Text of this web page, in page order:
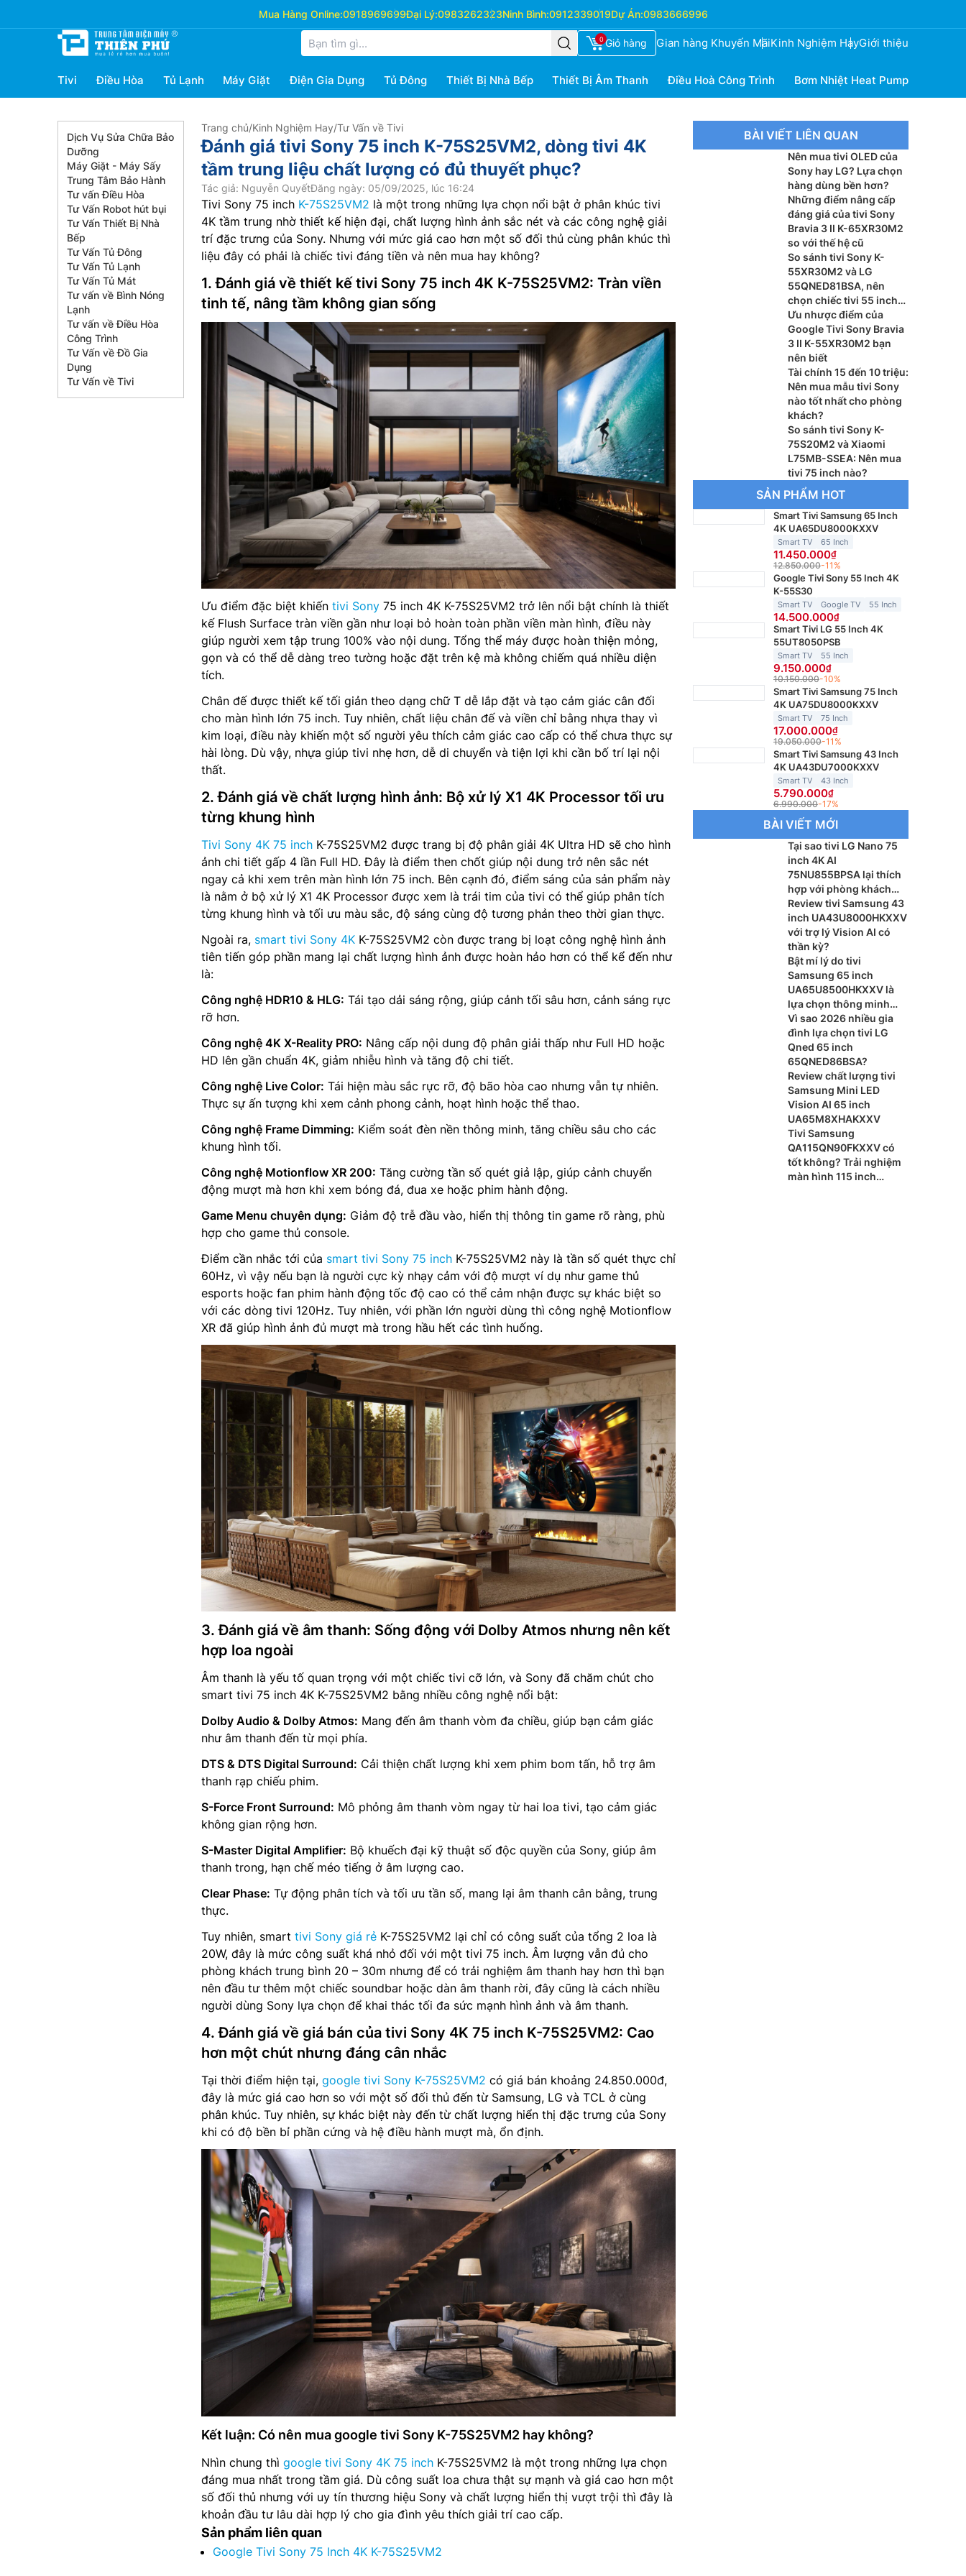
Mua Hàng Online:0918969699Đại Lý:0983262323Ninh Bình:0912339019Dự Án:0983666996
0 Giỏ hàng Gian hàng Khuyến MãiKinh Nghiệm HayGiới thiệu
Tivi Điều Hòa Tủ Lạnh Máy Giặt Điện Gia Dụng Tủ Đông Thiết Bị Nhà Bếp Thiết Bị Âm Thanh Điều Hoà Công Trình Bơm Nhiệt Heat Pump
Dịch Vụ Sửa Chữa Bảo
Dưỡng
Máy Giặt - Máy Sấy
Trung Tâm Bảo Hành
Tư vấn Điều Hòa
Tư Vấn Robot hút bụi
Tư Vấn Thiết Bị Nhà
Bếp
Tư Vấn Tủ Đông
Tư Vấn Tủ Lạnh
Tư Vấn Tủ Mát
Tư vấn về Bình Nóng
Lạnh
Tư vấn về Điều Hòa
Công Trình
Tư Vấn về Đồ Gia
Dụng
Tư Vấn về Tivi
Trang chủ/Kinh Nghiệm Hay/Tư Vấn về Tivi
Đánh giá tivi Sony 75 inch K-75S25VM2, dòng tivi 4K
tầm trung liệu chất lượng có đủ thuyết phục?
Tác giả: Nguyễn QuyếtĐăng ngày: 05/09/2025, lúc 16:24
Tivi Sony 75 inch K-75S25VM2 là một trong những lựa chọn nổi bật ở phân khúc tivi
4K tầm trung nhờ thiết kế hiện đại, chất lượng hình ảnh sắc nét và các công nghệ giải
trí đặc trưng của Sony. Nhưng với mức giá cao hơn một số đối thủ cùng phân khúc thì
liệu đây có phải là chiếc tivi đáng tiền và nên mua hay không?
1. Đánh giá về thiết kế tivi Sony 75 inch 4K K-75S25VM2: Tràn viền
tinh tế, nâng tầm không gian sống
Ưu điểm đặc biệt khiến tivi Sony 75 inch 4K K-75S25VM2 trở lên nổi bật chính là thiết
kế Flush Surface tràn viền gần như loại bỏ hoàn toàn phần viền màn hình, điều này
giúp người xem tập trung 100% vào nội dung. Tổng thể máy được hoàn thiện mỏng,
gọn và có thể dễ dàng treo tường hoặc đặt trên kệ mà không chiếm quá nhiều diện
tích.
Chân đế được thiết kế tối giản theo dạng chữ T dễ lắp đặt và tạo cảm giác cân đối
cho màn hình lớn 75 inch. Tuy nhiên, chất liệu chân đế và viền chỉ bằng nhựa thay vì
kim loại, điều này khiến một số người yêu thích cảm giác cao cấp có thể chưa thực sự
hài lòng. Dù vậy, nhựa giúp tivi nhẹ hơn, dễ di chuyển và tiện lợi khi cần bố trí lại nội
thất.
2. Đánh giá về chất lượng hình ảnh: Bộ xử lý X1 4K Processor tối ưu
từng khung hình
Tivi Sony 4K 75 inch K-75S25VM2 được trang bị độ phân giải 4K Ultra HD sẽ cho hình
ảnh chi tiết gấp 4 lần Full HD. Đây là điểm then chốt giúp nội dung trở nên sắc nét
ngay cả khi xem trên màn hình lớn 75 inch. Bên cạnh đó, điểm sáng của sản phẩm này
là nằm ở bộ xử lý X1 4K Processor được xem là trái tim của tivi có thể giúp phân tích
từng khung hình và tối ưu màu sắc, độ sáng cùng độ tương phản theo thời gian thực.
Ngoài ra, smart tivi Sony 4K K-75S25VM2 còn được trang bị loạt công nghệ hình ảnh
tiên tiến góp phần mang lại chất lượng hình ảnh được hoàn hảo hơn có thể kể đến như
là:
Công nghệ HDR10 & HLG: Tái tạo dải sáng rộng, giúp cảnh tối sâu hơn, cảnh sáng rực
rỡ hơn.
Công nghệ 4K X-Reality PRO: Nâng cấp nội dung độ phân giải thấp như Full HD hoặc
HD lên gần chuẩn 4K, giảm nhiễu hình và tăng độ chi tiết.
Công nghệ Live Color: Tái hiện màu sắc rực rỡ, độ bão hòa cao nhưng vẫn tự nhiên.
Thực sự ấn tượng khi xem cảnh phong cảnh, hoạt hình hoặc thể thao.
Công nghệ Frame Dimming: Kiểm soát đèn nền thông minh, tăng chiều sâu cho các
khung hình tối.
Công nghệ Motionflow XR 200: Tăng cường tần số quét giả lập, giúp cảnh chuyển
động mượt mà hơn khi xem bóng đá, đua xe hoặc phim hành động.
Game Menu chuyên dụng: Giảm độ trễ đầu vào, hiển thị thông tin game rõ ràng, phù
hợp cho game thủ console.
Điểm cần nhắc tới của smart tivi Sony 75 inch K-75S25VM2 này là tần số quét thực chỉ
60Hz, vì vậy nếu bạn là người cực kỳ nhạy cảm với độ mượt ví dụ như game thủ
esports hoặc fan phim hành động tốc độ cao có thể cảm nhận được sự khác biệt so
với các dòng tivi 120Hz. Tuy nhiên, với phần lớn người dùng thì công nghệ Motionflow
XR đã giúp hình ảnh đủ mượt mà trong hầu hết các tình huống.
3. Đánh giá về âm thanh: Sống động với Dolby Atmos nhưng nên kết
hợp loa ngoài
Âm thanh là yếu tố quan trọng với một chiếc tivi cỡ lớn, và Sony đã chăm chút cho
smart tivi 75 inch 4K K-75S25VM2 bằng nhiều công nghệ nổi bật:
Dolby Audio & Dolby Atmos: Mang đến âm thanh vòm đa chiều, giúp bạn cảm giác
như âm thanh đến từ mọi phía.
DTS & DTS Digital Surround: Cải thiện chất lượng khi xem phim bom tấn, hỗ trợ âm
thanh rạp chiếu phim.
S-Force Front Surround: Mô phỏng âm thanh vòm ngay từ hai loa tivi, tạo cảm giác
không gian rộng hơn.
S-Master Digital Amplifier: Bộ khuếch đại kỹ thuật số độc quyền của Sony, giúp âm
thanh trong, hạn chế méo tiếng ở âm lượng cao.
Clear Phase: Tự động phân tích và tối ưu tần số, mang lại âm thanh cân bằng, trung
thực.
Tuy nhiên, smart tivi Sony giá rẻ K-75S25VM2 lại chỉ có công suất của tổng 2 loa là
20W, đây là mức công suất khá nhỏ đối với một tivi 75 inch. Âm lượng vẫn đủ cho
phòng khách trung bình 20 – 30m nhưng để có trải nghiệm âm thanh hay hơn thì bạn
nên đầu tư thêm một chiếc soundbar hoặc dàn âm thanh rời, đây cũng là cách nhiều
người dùng Sony lựa chọn để khai thác tối đa sức mạnh hình ảnh và âm thanh.
4. Đánh giá về giá bán của tivi Sony 4K 75 inch K-75S25VM2: Cao
hơn một chút nhưng đáng cân nhắc
Tại thời điểm hiện tại, google tivi Sony K-75S25VM2 có giá bán khoảng 24.850.000đ,
đây là mức giá cao hơn so với một số đối thủ đến từ Samsung, LG và TCL ở cùng
phân khúc. Tuy nhiên, sự khác biệt này đến từ chất lượng hiển thị đặc trưng của Sony
khi có độ bền bỉ phần cứng và hệ điều hành mượt mà, ổn định.
Kết luận: Có nên mua google tivi Sony K-75S25VM2 hay không?
Nhìn chung thì google tivi Sony 4K 75 inch K-75S25VM2 là một trong những lựa chọn
đáng mua nhất trong tầm giá. Dù công suất loa chưa thật sự mạnh và giá cao hơn một
số đối thủ nhưng với uy tín thương hiệu Sony và chất lượng hiển thị vượt trội thì đây là
khoản đầu tư lâu dài hợp lý cho gia đình yêu thích giải trí cao cấp.
Sản phẩm liên quan
Google Tivi Sony 75 Inch 4K K-75S25VM2
BÀI VIẾT LIÊN QUAN
Nên mua tivi OLED của
Sony hay LG? Lựa chọn
hàng dùng bền hơn?
Những điểm nâng cấp
đáng giá của tivi Sony
Bravia 3 II K-65XR30M2
so với thế hệ cũ
So sánh tivi Sony K-
55XR30M2 và LG
55QNED81BSA, nên
chọn chiếc tivi 55 inch
nào?
Ưu nhược điểm của
Google Tivi Sony Bravia
3 II K-55XR30M2 bạn
nên biết
Tài chính 15 đến 10 triệu:
Nên mua mẫu tivi Sony
nào tốt nhất cho phòng
khách?
So sánh tivi Sony K-
75S20M2 và Xiaomi
L75MB-SSEA: Nên mua
tivi 75 inch nào?
SẢN PHẨM HOT
Smart Tivi Samsung 65 Inch
4K UA65DU8000KXXV
Smart TV 65 Inch
11.450.000
12.850.000-11%
Google Tivi Sony 55 Inch 4K
K-55S30
Smart TV Google TV 55 Inch
14.500.000
Smart Tivi LG 55 Inch 4K
55UT8050PSB
Smart TV 55 Inch
9.150.000
10.150.000-10%
Smart Tivi Samsung 75 Inch
4K UA75DU8000KXXV
Smart TV 75 Inch
17.000.000
19.050.000-11%
Smart Tivi Samsung 43 Inch
4K UA43DU7000KXXV
Smart TV 43 Inch
5.790.000
6.990.000-17%
BÀI VIẾT MỚI
Tại sao tivi LG Nano 75
inch 4K AI
75NU855BPSA lại thích
hợp với phòng khách
lớn?
Review tivi Samsung 43
inch UA43U8000HKXXV
với trợ lý Vision AI có
thần kỳ?
Bật mí lý do tivi
Samsung 65 inch
UA65U8500HKXXV là
lựa chọn thông minh
cho phòng khách
Vì sao 2026 nhiều gia
đình lựa chọn tivi LG
Qned 65 inch
65QNED86BSA?
Review chất lượng tivi
Samsung Mini LED
Vision AI 65 inch
UA65M8XHAKXXV
Tivi Samsung
QA115QN90FKXXV có
tốt không? Trải nghiệm
màn hình 115 inch